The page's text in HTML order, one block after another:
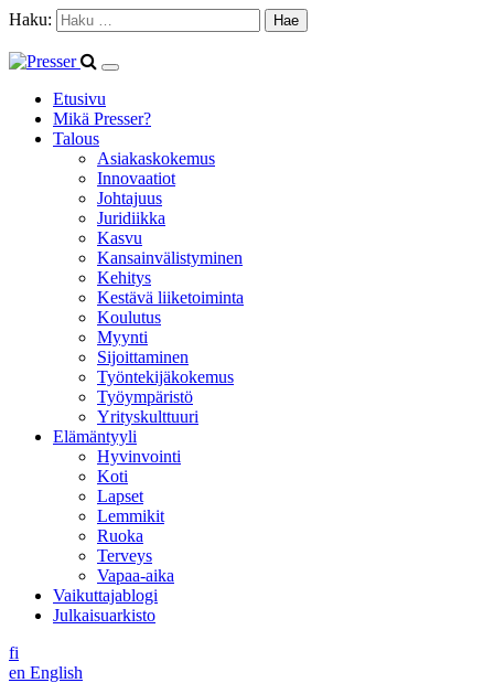
Haku:
Etusivu
Mikä Presser?
Talous
Asiakaskokemus
Innovaatiot
Johtajuus
Juridiikka
Kasvu
Kansainvälistyminen
Kehitys
Kestävä liiketoiminta
Koulutus
Myynti
Sijoittaminen
Työntekijäkokemus
Työympäristö
Yrityskulttuuri
Elämäntyyli
Hyvinvointi
Koti
Lapset
Lemmikit
Ruoka
Terveys
Vapaa-aika
Vaikuttajablogi
Julkaisuarkisto
fi
en English